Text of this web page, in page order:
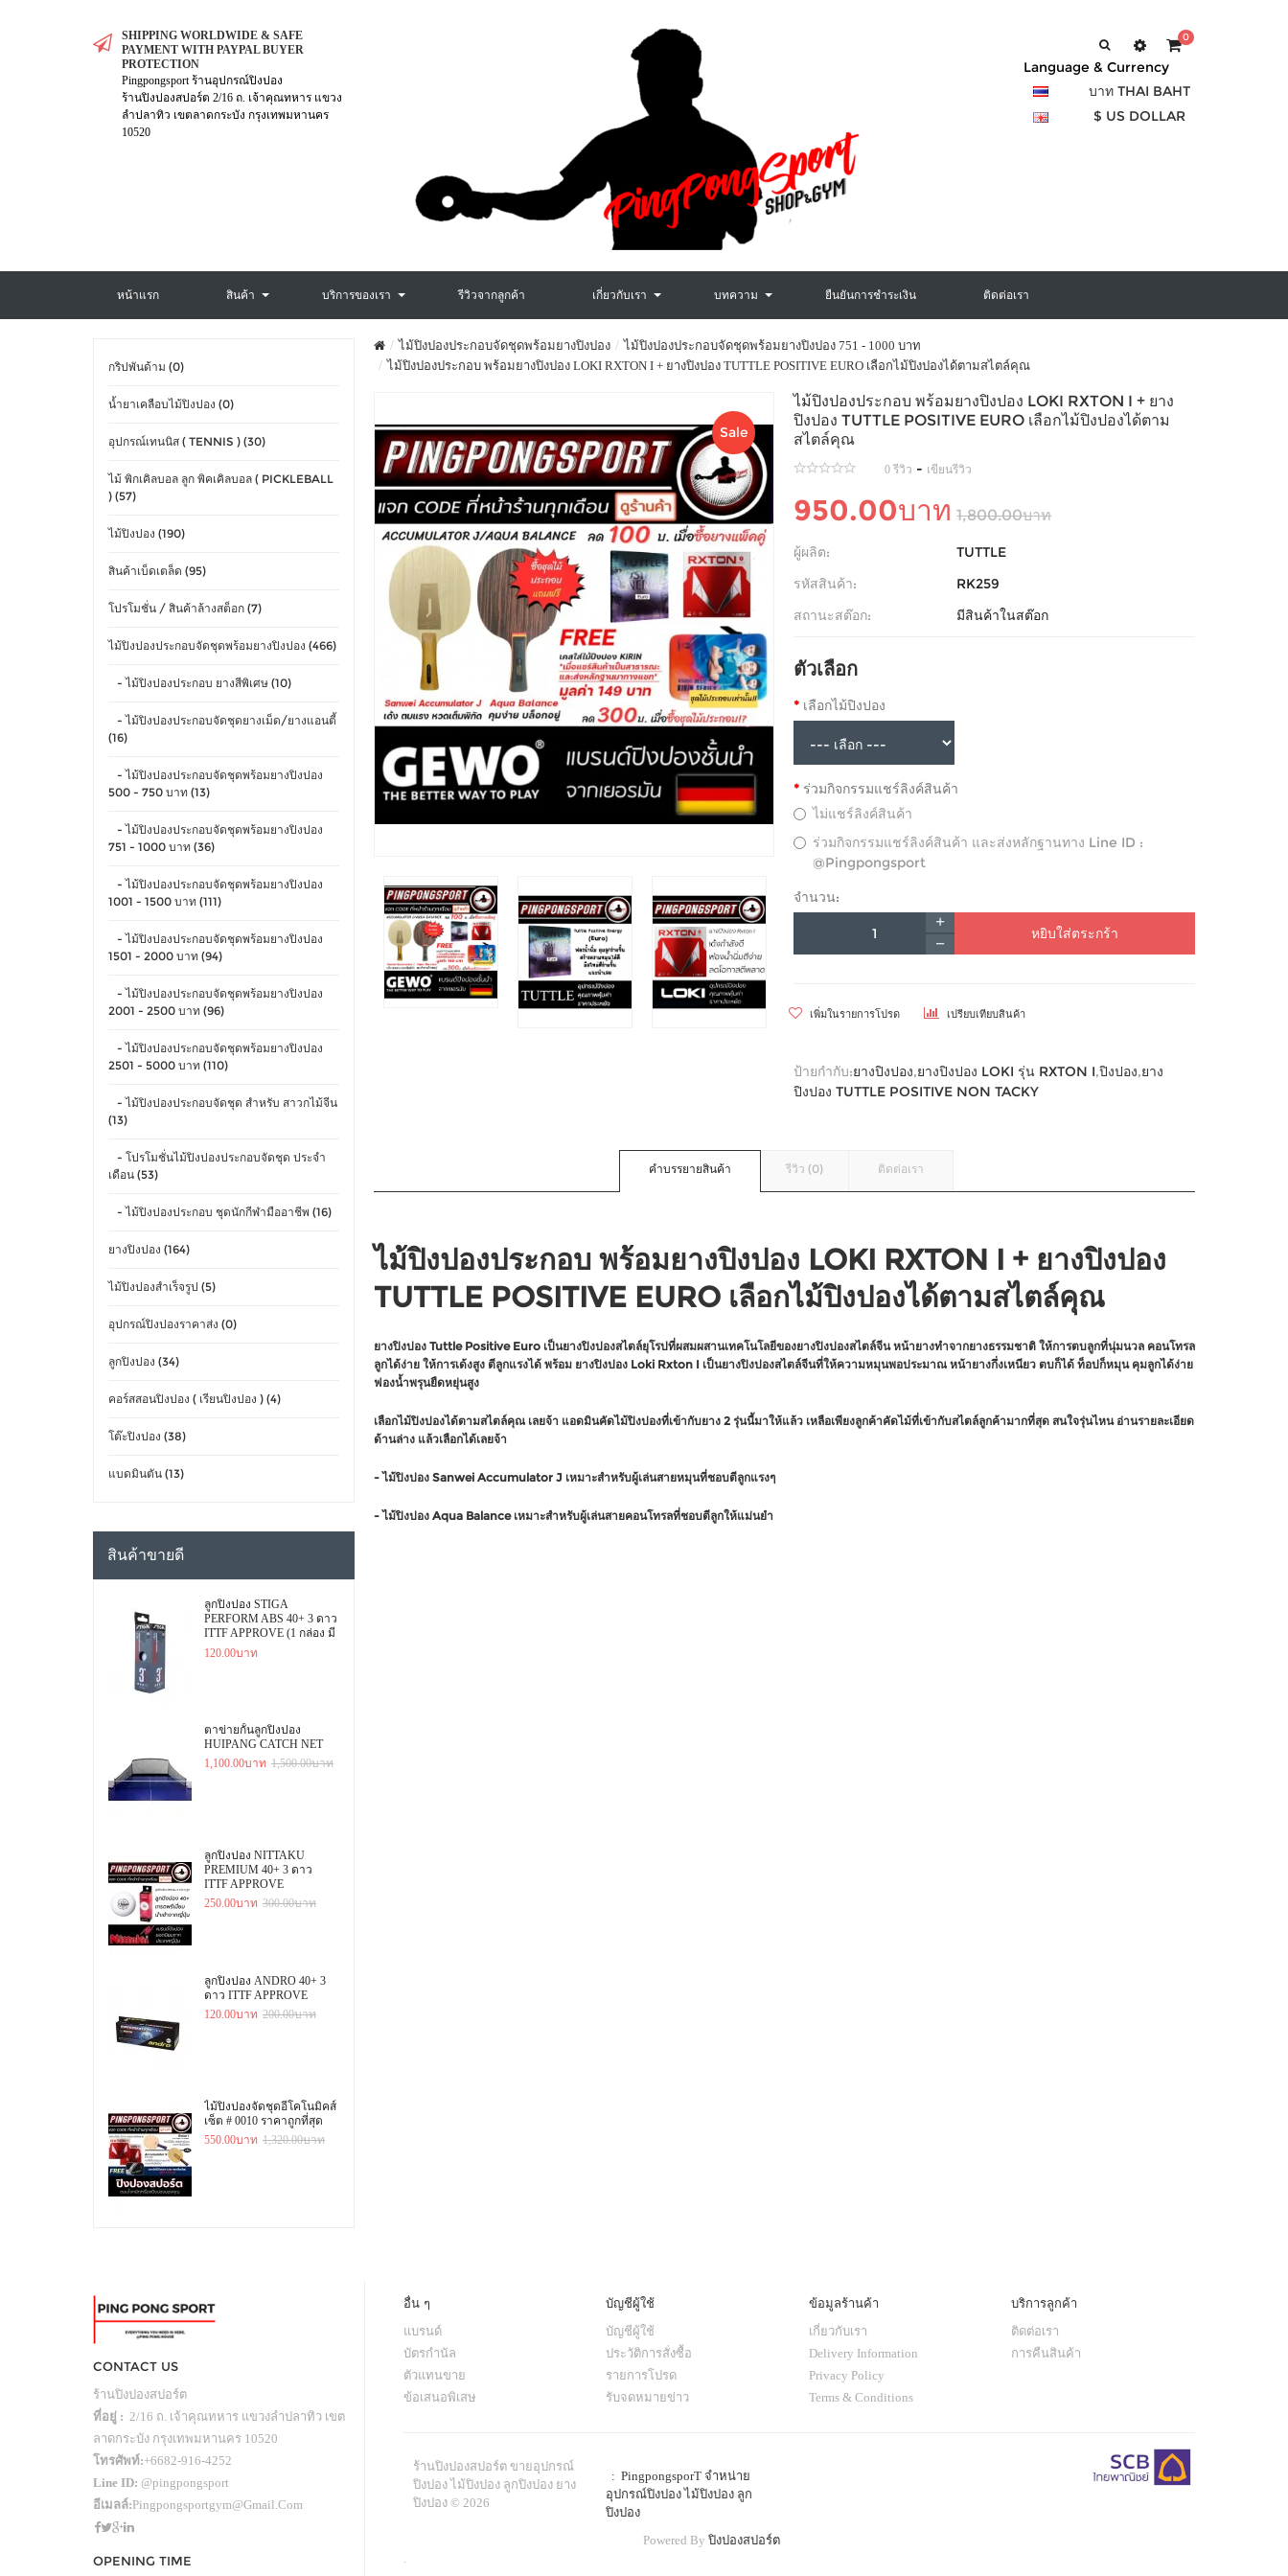
SHIPPING WORLDWIDE & SAFE
PAYMENT WITH PAYPAL BUYER
PROTECTION
Pingpongsport ร้านอุปกรณ์ปิงปอง
ร้านปิงปองสปอร์ต 2/16 ถ. เจ้าคุณทหาร แขวง
ลำปลาทิว เขตลาดกระบัง กรุงเทพมหานคร
10520
0
Language & Currency
บาท THAI BAHT
$ US DOLLAR
หน้าแรก สินค้า บริการของเรา รีวิวจากลูกค้า เกี่ยวกับเรา บทความ ยืนยันการชำระเงิน ติดต่อเรา
กริปพันด้าม (0)
น้ำยาเคลือบไม้ปิงปอง (0)
อุปกรณ์เทนนิส ( TENNIS ) (30)
ไม้ พิกเคิลบอล ลูก พิคเคิลบอล ( PICKLEBALL
) (57)
ไม้ปิงปอง (190)
สินค้าเบ็ดเตล็ด (95)
โปรโมชั่น / สินค้าล้างสต็อก (7)
ไม้ปิงปองประกอบจัดชุดพร้อมยางปิงปอง (466)
- ไม้ปิงปองประกอบ ยางสีพิเศษ (10)
- ไม้ปิงปองประกอบจัดชุดยางเม็ด/ยางแอนตี้
(16)
- ไม้ปิงปองประกอบจัดชุดพร้อมยางปิงปอง
500 - 750 บาท (13)
- ไม้ปิงปองประกอบจัดชุดพร้อมยางปิงปอง
751 - 1000 บาท (36)
- ไม้ปิงปองประกอบจัดชุดพร้อมยางปิงปอง
1001 - 1500 บาท (111)
- ไม้ปิงปองประกอบจัดชุดพร้อมยางปิงปอง
1501 - 2000 บาท (94)
- ไม้ปิงปองประกอบจัดชุดพร้อมยางปิงปอง
2001 - 2500 บาท (96)
- ไม้ปิงปองประกอบจัดชุดพร้อมยางปิงปอง
2501 - 5000 บาท (110)
- ไม้ปิงปองประกอบจัดชุด สำหรับ สาวกไม้จีน
(13)
- โปรโมชั่นไม้ปิงปองประกอบจัดชุด ประจำ
เดือน (53)
- ไม้ปิงปองประกอบ ชุดนักกีฬามืออาชีพ (16)
ยางปิงปอง (164)
ไม้ปิงปองสำเร็จรูป (5)
อุปกรณ์ปิงปองราคาส่ง (0)
ลูกปิงปอง (34)
คอร์สสอนปิงปอง ( เรียนปิงปอง ) (4)
โต๊ะปิงปอง (38)
แบดมินตัน (13)
สินค้าขายดี
ลูกปิงปอง STIGA
PERFORM ABS 40+ 3 ดาว
ITTF APPROVE (1 กล่อง มี
3 ลูก)
120.00บาท
ตาข่ายกั้นลูกปิงปอง
HUIPANG CATCH NET
1,100.00บาท 1,500.00บาท
ลูกปิงปอง NITTAKU
PREMIUM 40+ 3 ดาว
ITTF APPROVE
250.00บาท 300.00บาท
ลูกปิงปอง ANDRO 40+ 3
ดาว ITTF APPROVE
120.00บาท 200.00บาท
ไม้ปิงปองจัดชุดอีโคโนมิคส์
เซ็ต # 0010 ราคาถูกที่สุด
550.00บาท 1,320.00บาท
ไม้ปิงปองประกอบจัดชุดพร้อมยางปิงปอง
ไม้ปิงปองประกอบจัดชุดพร้อมยางปิงปอง 751 - 1000 บาท
ไม้ปิงปองประกอบ พร้อมยางปิงปอง LOKI RXTON I + ยางปิงปอง TUTTLE POSITIVE EURO เลือกไม้ปิงปองได้ตามสไตล์คุณ
Sale
ไม้ปิงปองประกอบ พร้อมยางปิงปอง LOKI RXTON I + ยาง
ปิงปอง TUTTLE POSITIVE EURO เลือกไม้ปิงปองได้ตาม
สไตล์คุณ
0 รีวิว - เขียนรีวิว
950.00บาท 1,800.00บาท
ผู้ผลิต:
TUTTLE
รหัสสินค้า:
RK259
สถานะสต๊อก:
มีสินค้าในสต๊อก
ตัวเลือก
เลือกไม้ปิงปอง
ร่วมกิจกรรมแชร์ลิงค์สินค้า
ไม่แชร์ลิงค์สินค้า
ร่วมกิจกรรมแชร์ลิงค์สินค้า และส่งหลักฐานทาง Line ID :
@Pingpongsport
จำนวน:
หยิบใส่ตระกร้า
เพิ่มในรายการโปรด เปรียบเทียบสินค้า
ป้ายกำกับ:ยางปิงปอง,ยางปิงปอง LOKI รุ่น RXTON I,ปิงปอง,ยาง
ปิงปอง TUTTLE POSITIVE NON TACKY
คำบรรยายสินค้า รีวิว (0) ติดต่อเรา
ไม้ปิงปองประกอบ พร้อมยางปิงปอง LOKI RXTON I + ยางปิงปอง
TUTTLE POSITIVE EURO เลือกไม้ปิงปองได้ตามสไตล์คุณ
ยางปิงปอง Tuttle Positive Euro เป็นยางปิงปองสไตล์ยุโรปที่ผสมผสานเทคโนโลยีของยางปิงปองสไตล์จีน หน้ายางทำจากยางธรรมชาติ ให้การตบลูกที่นุ่มนวล คอนโทรล
ลูกได้ง่าย ให้การเด้งสูง ตีลูกแรงได้ พร้อม ยางปิงปอง Loki Rxton I เป็นยางปิงปองสไตล์จีนที่ให้ความหมุนพอประมาณ หน้ายางกึ่งเหนียว ตบก็ได้ ท็อปก็หมุน คุมลูกได้ง่าย
ฟองน้ำพรุนยืดหยุ่นสูง
เลือกไม้ปิงปองได้ตามสไตล์คุณ เลยจ้า แอดมินคัดไม้ปิงปองที่เข้ากับยาง 2 รุ่นนี้มาให้แล้ว เหลือเพียงลูกค้าคัดไม้ที่เข้ากับสไตล์ลูกค้ามากที่สุด สนใจรุ่นไหน อ่านรายละเอียด
ด้านล่าง แล้วเลือกได้เลยจ้า
- ไม้ปิงปอง Sanwei Accumulator J เหมาะสำหรับผู้เล่นสายหมุนที่ชอบตีลูกแรงๆ
- ไม้ปิงปอง Aqua Balance เหมาะสำหรับผู้เล่นสายคอนโทรลที่ชอบตีลูกให้แม่นยำ
CONTACT US
ร้านปิงปองสปอร์ต
ที่อยู่ : 2/16 ถ. เจ้าคุณทหาร แขวงลำปลาทิว เขต
ลาดกระบัง กรุงเทพมหานคร 10520
โทรศัพท์:+6682-916-4252
Line ID: @pingpongsport
อีเมลล์:Pingpongsportgym@gmail.com
OPENING TIME
อื่น ๆ
แบรนด์
บัตรกำนัล
ตัวแทนขาย
ข้อเสนอพิเสษ
บัญชีผู้ใช้
บัญชีผู้ใช้
ประวัติการสั่งซื้อ
รายการโปรด
รับจดหมายข่าว
ข้อมูลร้านค้า
เกี่ยวกับเรา
Delivery Information
Privacy Policy
Terms & Conditions
บริการลูกค้า
ติดต่อเรา
การคืนสินค้า
ร้านปิงปองสปอร์ต ขายอุปกรณ์
ปิงปอง ไม้ปิงปอง ลูกปิงปอง ยาง
ปิงปอง © 2026
: PingpongsporT จำหน่าย
อุปกรณ์ปิงปอง ไม้ปิงปอง ลูก
ปิงปอง
Powered By ปิงปองสปอร์ต
.